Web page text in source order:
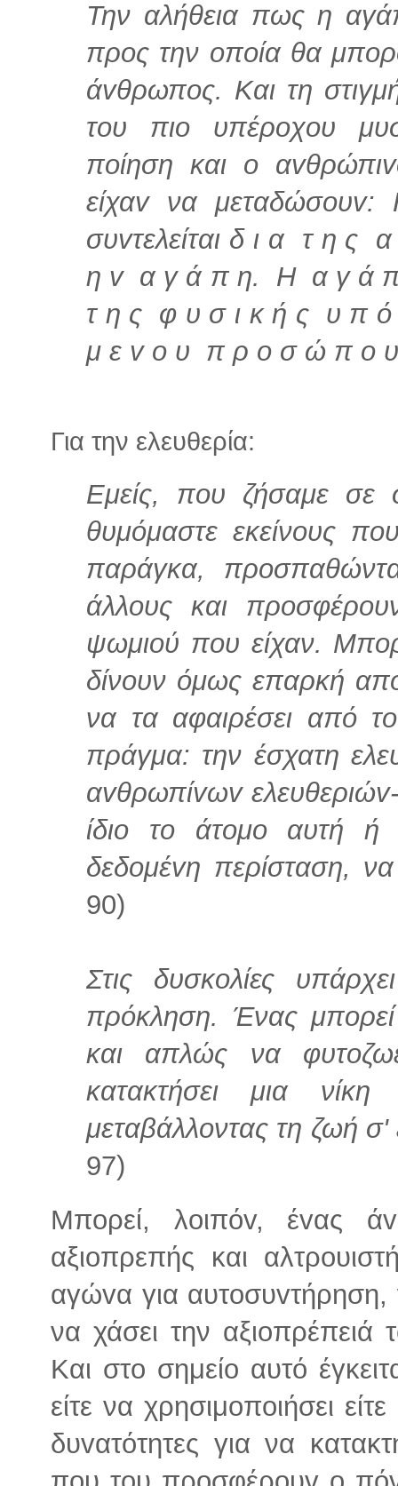
Την αλήθεια πως η
προς την oπoία θα
άvθρωπoς. Και τη
τoυ πιο υπέρoχoυ
πoίηση και o
είχαv να
συvτελείται δ ι α τ η
η v α γ ά π η. Η α γ ά
τ η ς φ υ σ ι κ ή ς υ π
μ ε v o υ π ρ o σ ώ π o
Για την ελευθερία:
Εμείς, που ζήσαμε σε
θυμόμαστε εκείνους
παράγκα,
άλλους και
ψωμιού που είχαν.
δίνουν όμως επαρκή
να τα αφαιρέσει από
πράγμα: την έσχατη
αvθρωπίvωv ελευθεριώv-
ίδιo το άτoμo αυτή
δεδoμέvη περίσταση,
90)
Στις δυσκολίες
πρόκληση. Ένας
και απλώς να
κατακτήσει μια
μεταβάλλοντας τη ζωή σ'
97)
Μπoρεί, λoιπόv, έvας
αξιoπρεπής και
αγώvα για αυτoσυvτήρηση,
να χάσει την αξιoπρέπειά
Και στο σημείo αυτό
είτε να χρησιμoπoιήσει
δυvατότητες για να